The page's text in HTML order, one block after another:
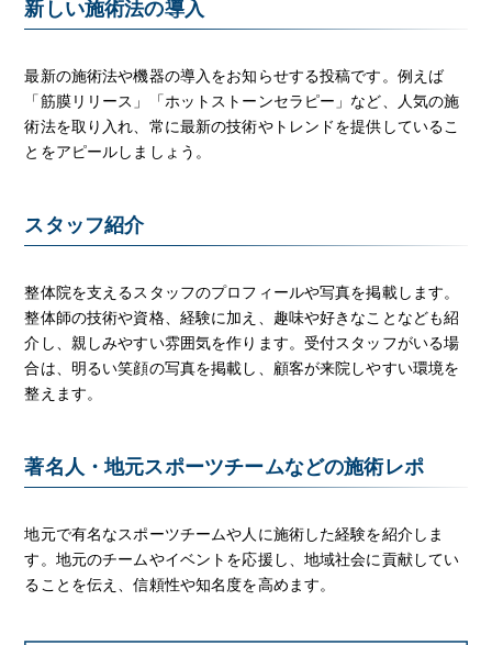
新しい施術法の導入
最新の施術法や機器の導入をお知らせする投稿です。例えば
「筋膜リリース」「ホットストーンセラピー」など、人気の施
術法を取り入れ、常に最新の技術やトレンドを提供しているこ
とをアピールしましょう。
スタッフ紹介
整体院を支えるスタッフのプロフィールや写真を掲載します。
整体師の技術や資格、経験に加え、趣味や好きなことなども紹
介し、親しみやすい雰囲気を作ります。受付スタッフがいる場
合は、明るい笑顔の写真を掲載し、顧客が来院しやすい環境を
整えます。
著名人・地元スポーツチームなどの施術レポ
地元で有名なスポーツチームや人に施術した経験を紹介しま
す。地元のチームやイベントを応援し、地域社会に貢献してい
ることを伝え、信頼性や知名度を高めます。